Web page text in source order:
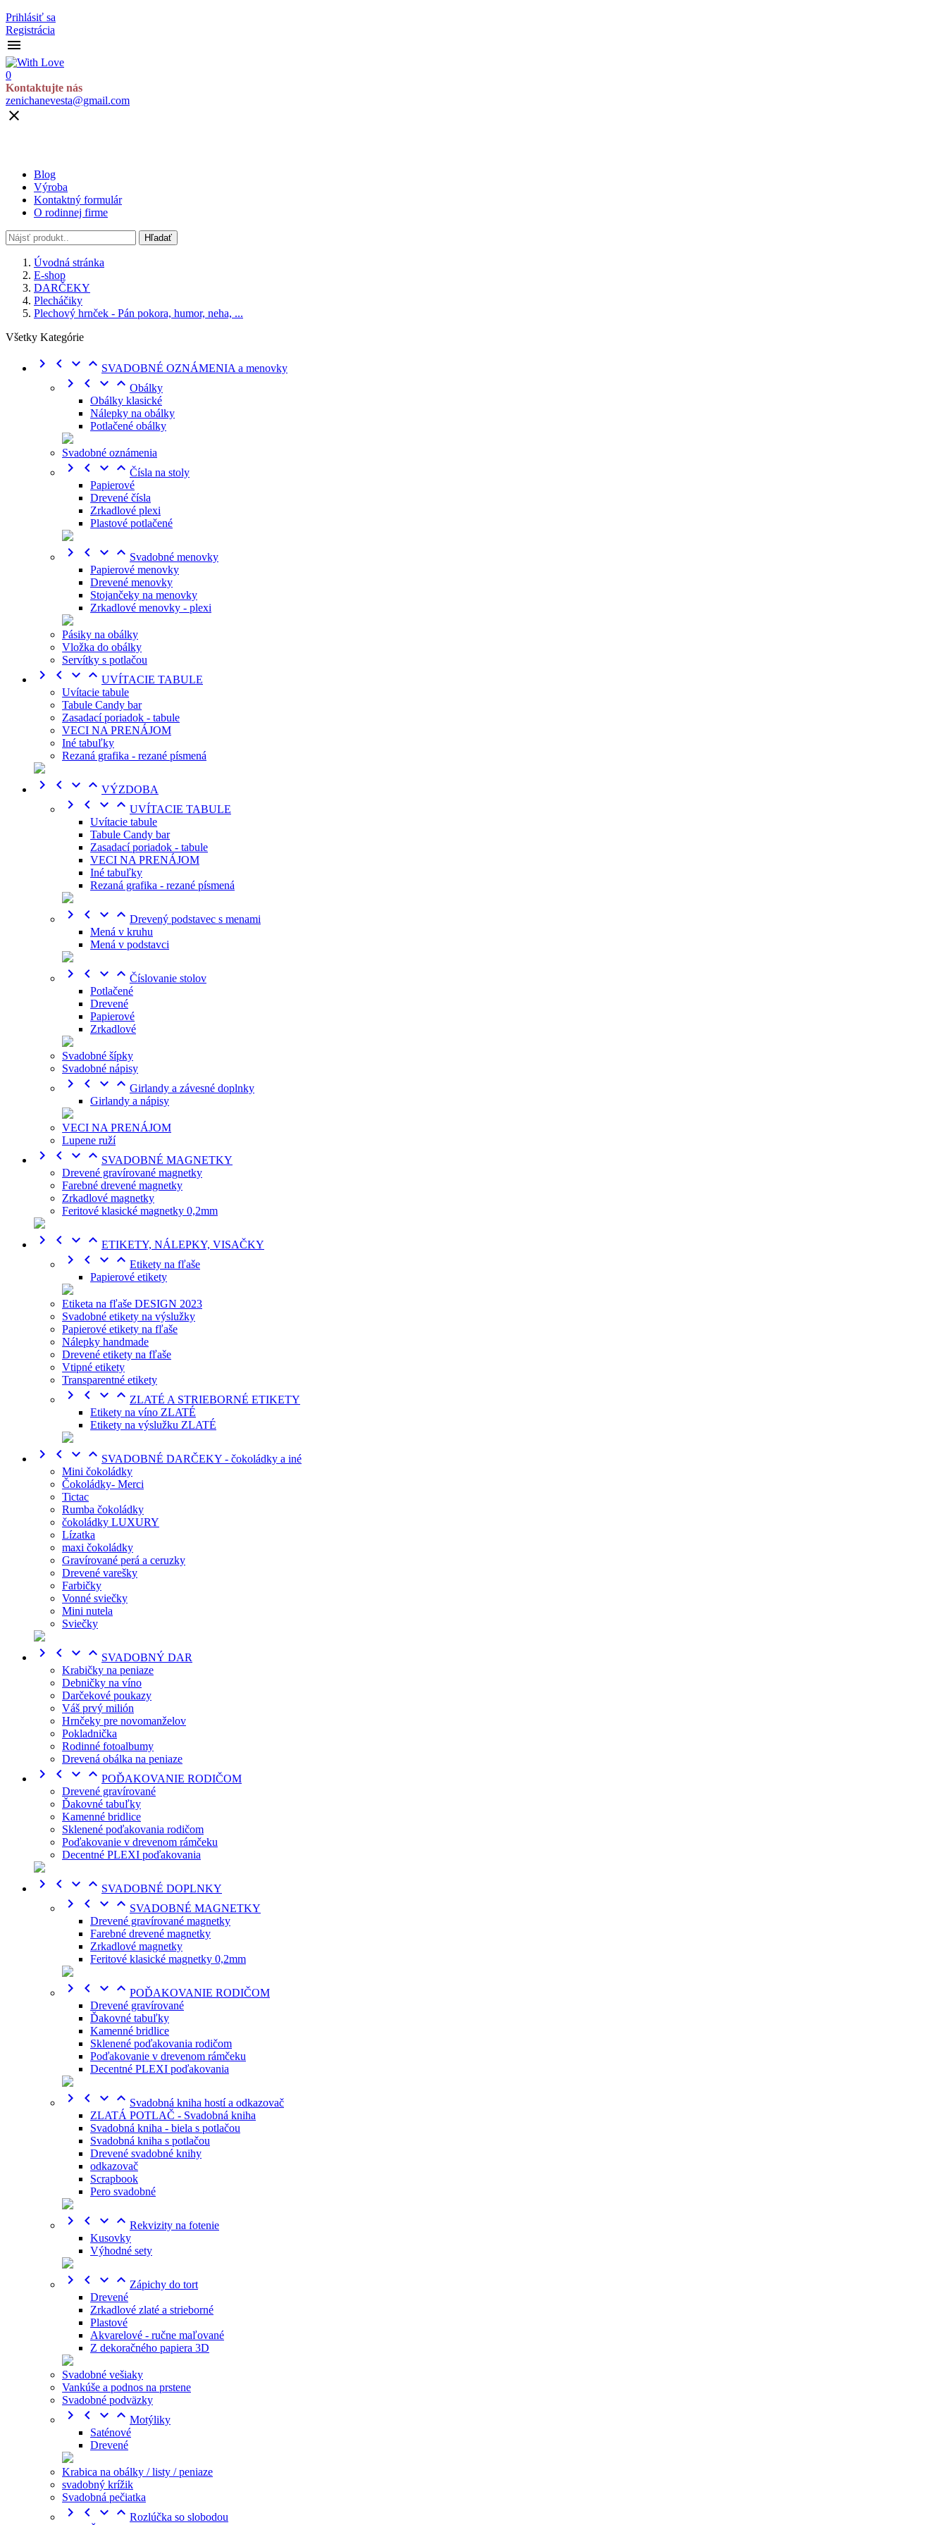
Prihlásiť sa
Registrácia

0
Kontaktujte nás
zenichanevesta@gmail.com

Blog
Výroba
Kontaktný formulár
O rodinnej firme
Hľadať
Úvodná stránka
E-shop
DARČEKY
Plecháčiky
Plechový hrnček - Pán pokora, humor, neha, ...
Všetky Kategórie
    SVADOBNÉ OZNÁMENIA a menovky
    Obálky
Obálky klasické
Nálepky na obálky
Potlačené obálky
Svadobné oznámenia
    Čísla na stoly
Papierové
Drevené čísla
Zrkadlové plexi
Plastové potlačené
    Svadobné menovky
Papierové menovky
Drevené menovky
Stojančeky na menovky
Zrkadlové menovky - plexi
Pásiky na obálky
Vložka do obálky
Servítky s potlačou
    UVÍTACIE TABULE
Uvítacie tabule
Tabule Candy bar
Zasadací poriadok - tabule
VECI NA PRENÁJOM
Iné tabuľky
Rezaná grafika - rezané písmená
    VÝZDOBA
    UVÍTACIE TABULE
Uvítacie tabule
Tabule Candy bar
Zasadací poriadok - tabule
VECI NA PRENÁJOM
Iné tabuľky
Rezaná grafika - rezané písmená
    Drevený podstavec s menami
Mená v kruhu
Mená v podstavci
    Číslovanie stolov
Potlačené
Drevené
Papierové
Zrkadlové
Svadobné šípky
Svadobné nápisy
    Girlandy a závesné doplnky
Girlandy a nápisy
VECI NA PRENÁJOM
Lupene ruží
    SVADOBNÉ MAGNETKY
Drevené gravírované magnetky
Farebné drevené magnetky
Zrkadlové magnetky
Feritové klasické magnetky 0,2mm
    ETIKETY, NÁLEPKY, VISAČKY
    Etikety na fľaše
Papierové etikety
Etiketa na fľaše DESIGN 2023
Svadobné etikety na výslužky
Papierové etikety na fľaše
Nálepky handmade
Drevené etikety na fľaše
Vtipné etikety
Transparentné etikety
    ZLATÉ A STRIEBORNÉ ETIKETY
Etikety na víno ZLATÉ
Etikety na výslužku ZLATÉ
    SVADOBNÉ DARČEKY - čokoládky a iné
Mini čokoládky
Čokoládky- Merci
Tictac
Rumba čokoládky
čokoládky LUXURY
Lízatka
maxi čokoládky
Gravírované perá a ceruzky
Drevené varešky
Farbičky
Vonné sviečky
Mini nutela
Sviečky
    SVADOBNÝ DAR
Krabičky na peniaze
Debničky na víno
Darčekové poukazy
Váš prvý milión
Hrnčeky pre novomanželov
Pokladnička
Rodinné fotoalbumy
Drevená obálka na peniaze
    POĎAKOVANIE RODIČOM
Drevené gravírované
Ďakovné tabuľky
Kamenné bridlice
Sklenené poďakovania rodičom
Poďakovanie v drevenom rámčeku
Decentné PLEXI poďakovania
    SVADOBNÉ DOPLNKY
    SVADOBNÉ MAGNETKY
Drevené gravírované magnetky
Farebné drevené magnetky
Zrkadlové magnetky
Feritové klasické magnetky 0,2mm
    POĎAKOVANIE RODIČOM
Drevené gravírované
Ďakovné tabuľky
Kamenné bridlice
Sklenené poďakovania rodičom
Poďakovanie v drevenom rámčeku
Decentné PLEXI poďakovania
    Svadobná kniha hostí a odkazovač
ZLATÁ POTLAČ - Svadobná kniha
Svadobná kniha - biela s potlačou
Svadobná kniha s potlačou
Drevené svadobné knihy
odkazovač
Scrapbook
Pero svadobné
    Rekvizity na fotenie
Kusovky
Výhodné sety
    Zápichy do tort
Drevené
Zrkadlové zlaté a strieborné
Plastové
Akvarelové - ručne maľované
Z dekoračného papiera 3D
Svadobné vešiaky
Vankúše a podnos na prstene
Svadobné podväzky
    Motýliky
Saténové
Drevené
Krabica na obálky / listy / peniaze
svadobný krížik
Svadobná pečiatka
    Rozlúčka so slobodou